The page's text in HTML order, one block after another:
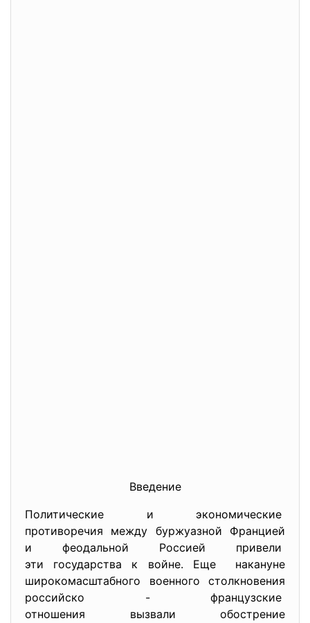
Введение
Политические и экономические
противоречия между буржуазной Францией
и феодальной Россией привели
эти государства к войне. Еще накануне
широкомасштабного военного столкновения
российско - французские
отношения вызвали обострение